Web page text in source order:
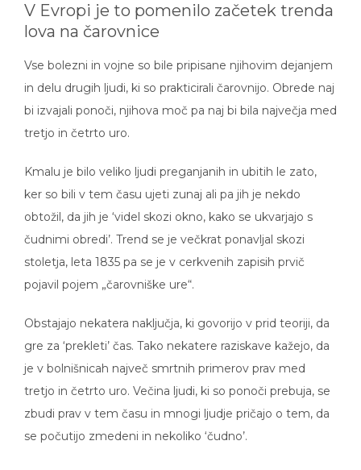
V Evropi je to pomenilo začetek trenda
lova na čarovnice
Vse bolezni in vojne so bile pripisane njihovim dejanjem
in delu drugih ljudi, ki so prakticirali čarovnijo. Obrede naj
bi izvajali ponoči, njihova moč pa naj bi bila največja med
tretjo in četrto uro.
Kmalu je bilo veliko ljudi preganjanih in ubitih le zato,
ker so bili v tem času ujeti zunaj ali pa jih je nekdo
obtožil, da jih je ‘videl skozi okno, kako se ukvarjajo s
čudnimi obredi’. Trend se je večkrat ponavljal skozi
stoletja, leta 1835 pa se je v cerkvenih zapisih prvič
pojavil pojem „čarovniške ure“.
Obstajajo nekatera naključja, ki govorijo v prid teoriji, da
gre za ‘prekleti’ čas. Tako nekatere raziskave kažejo, da
je v bolnišnicah največ smrtnih primerov prav med
tretjo in četrto uro. Večina ljudi, ki so ponoči prebuja, se
zbudi prav v tem času in mnogi ljudje pričajo o tem, da
se počutijo zmedeni in nekoliko ‘čudno’.